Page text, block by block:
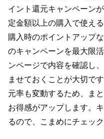
イント還元キャンペーン
定金額以上の購入で使え
購入時のポイントアップ
のキャンペーンを最大限
ンページで内容を確認し
ませておくことが大切で
元率も変動するため、ま
お得感がアップします。
るので、こまめにチェック